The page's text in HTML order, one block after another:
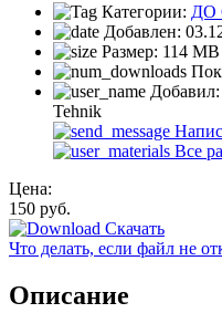
Категории: ДО
Добавлен:
Размер: 114 MB
Добавил:
Tehnik
Все
Цена:
150 руб.
Скачать
Что делать, если файл не
Описание